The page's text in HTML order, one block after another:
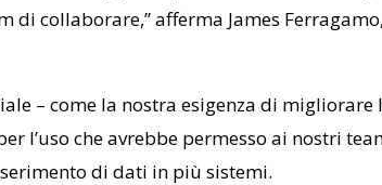
di collaborare,” afferma James Ferragamo
– come la nostra esigenza di
l’uso che avrebbe permesso ai nostri
di dati in più sistemi.